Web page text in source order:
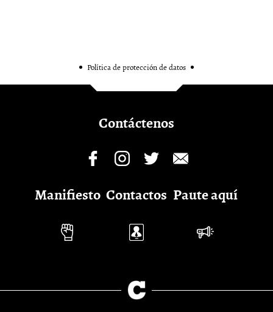
Política de protección de datos
Contáctenos
Manifiesto Contactos Paute aquí